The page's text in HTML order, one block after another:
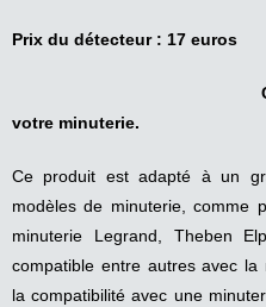
Prix du détecteur : 17 euros
Compatibilité
votre minuterie.
Ce produit est adapté à un
modèles de minuterie, comme
minuterie Legrand, Theben
compatible entre autres avec la
la compatibilité avec une